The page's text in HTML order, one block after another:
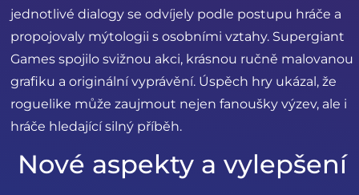
jednotlivé dialogy se odvíjely podle postupu hráče a
propojovaly mýtologii s osobními vztahy. Supergiant
Games spojilo svižnou akci, krásnou ručně malovanou
grafiku a originální vyprávění. Úspěch hry ukázal, že
roguelike může zaujmout nejen fanoušky výzev, ale i
hráče hledající silný příběh.
Nové aspekty a vylepšení